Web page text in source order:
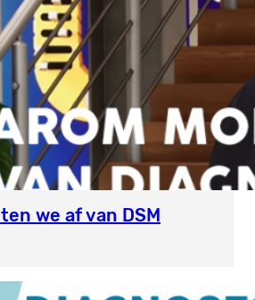
we af van DSM